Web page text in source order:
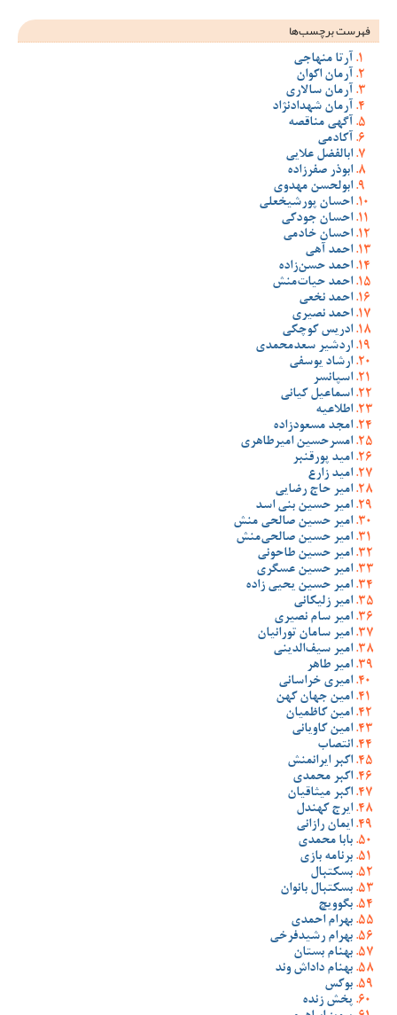
فهرست برچسب‌ها
آرتا منهاجی
آرمان اکوان
آرمان سالاری
آرمان شهدادنژاد
آگهی مناقصه
آکادمی
ابالفضل علایی
ابوذر صفرزاده
ابولحسن مهدوی
احسان پورشیخعلی
احسان جودکی
احسان خادمی
احمد آهی
احمد حسن‌زاده
احمد حیات‌منش
احمد نخعی
احمد نصیری
ادریس کوچکی
اردشیر سعدمحمدی
ارشاد یوسفی
اسپانسر
اسماعیل کیانی
اطلاعیه
امجد مسعودزاده
امسرحسین امیرطاهری
امید پورقنبر
امید زارع
امیر حاج رضایی
امیر حسین بنی اسد
امیر حسین صالحی منش
امیر حسین صالحی‌منش
امیر حسین طاحونی
امیر حسین عسگری
امیر حسین یحیی زاده
امیر زلیکانی
امیر سام نصیری
امیر سامان تورانیان
امیر سیف‌الدینی
امیر طاهر
امیری خراسانی
امین جهان کهن
امین کاظمیان
امین کاویانی
انتصاب
اکبر ایرانمنش
اکبر محمدی
اکبر میثاقیان
ایرج کهندل
ایمان رازانی
بابا محمدی
برنامه بازی
بسکتبال
بسکتبال بانوان
بگوویچ
بهرام احمدی
بهرام رشیدفرخی
بهنام بستان
بهنام داداش وند
بوکس
پخش زنده